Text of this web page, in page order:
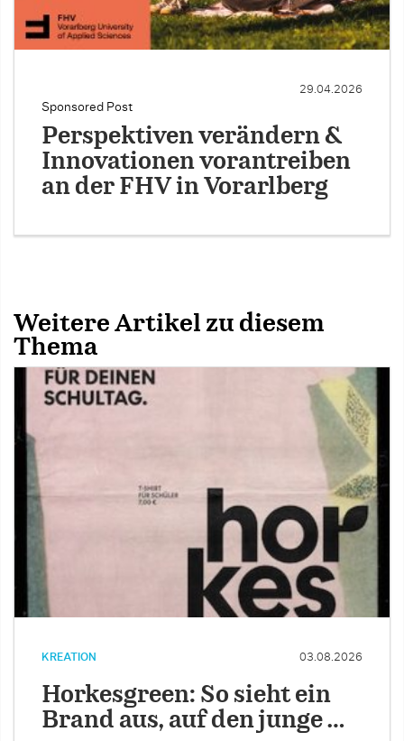
Sponsored Post
29.04.2026
Perspektiven verändern &
Innovationen vorantreiben
an der FHV in Vorarlberg
Weitere Artikel zu diesem
Thema
KREATION 03.08.2026
Horkesgreen: So sieht ein
Brand aus, auf den junge …